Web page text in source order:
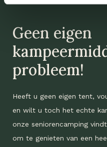
Geen eigen
probleem!
Heeft u geen eigen tent,
en wilt u toch het echte
onze seniorencamping
om te genieten van een